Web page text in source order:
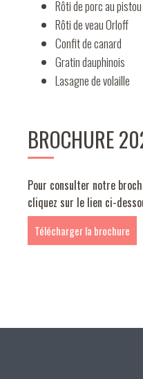
Rôti de porc au pistou
Rôti de veau Orloff
Confit de canard
Gratin dauphinois
Lasagne de volaille
BROCHURE
Pour consulter notre
cliquez sur le lien ci-
Télécharger la brochure